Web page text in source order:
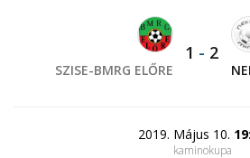
SZISE-BMRG ELŐRE
1 - 2
2019. Május 10.
kaminokupa